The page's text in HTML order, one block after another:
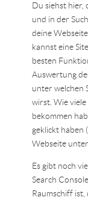
Du siehst hier,
und in der
deine
kannst eine
besten
Auswertung
unter welchen
wirst. Wie viele
bekommen
geklickt haben
Webseite
Es gibt noch
Search
Raumschiff ist,